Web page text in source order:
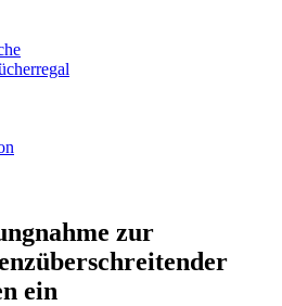
zur
ein